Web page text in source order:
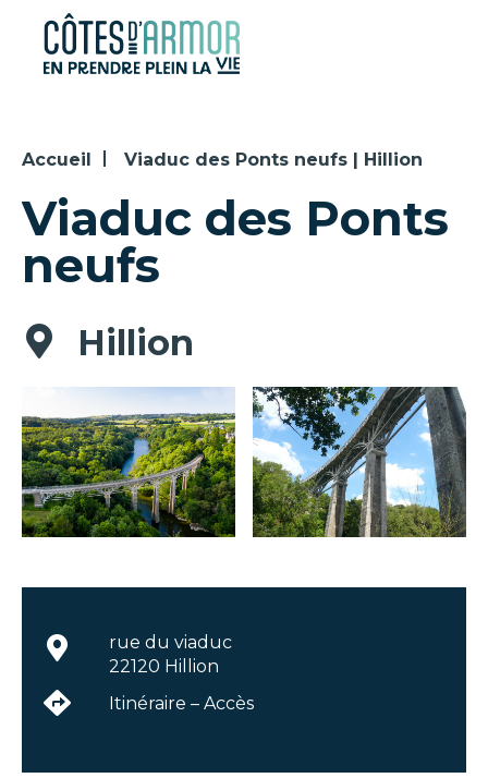
Panneau de gestion des cookies
Accueil Viaduc des Ponts neufs | Hillion
Viaduc des Ponts
neufs
Hillion
rue du viaduc
22120 Hillion
Itinéraire – Accès